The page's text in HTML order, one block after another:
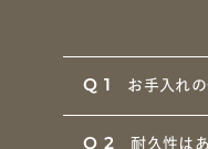
Q1 お手入れ
Q2 耐久性は